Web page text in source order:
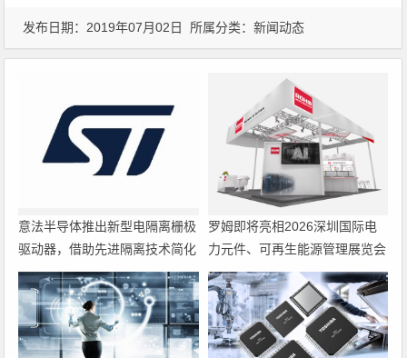
发布日期：2019年07月02日 所属分类：新闻动态
意法半导体推出新型电隔离栅极
驱动器，借助先进隔离技术简化
电源设计
罗姆即将亮相2026深圳国际电
力元件、可再生能源管理展览会
暨研讨会